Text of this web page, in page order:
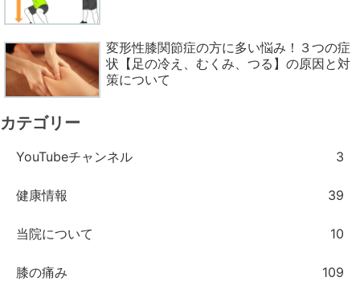
変形性膝関節症の方に多い悩み！３つの症
状【足の冷え、むくみ、つる】の原因と対
策について
カテゴリー
YouTubeチャンネル 3
健康情報 39
当院について 10
膝の痛み 109